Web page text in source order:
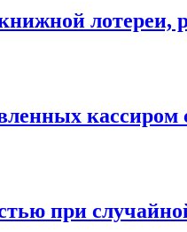
лотереи,
при